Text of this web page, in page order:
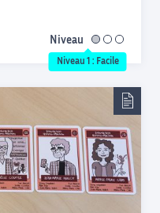
Niveau facile
Niveau 1 : Facile